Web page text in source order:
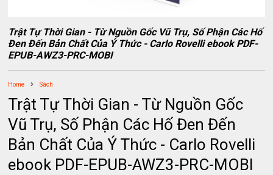
Trật Tự Thời Gian - Từ Nguồn Gốc Vũ Trụ, Số Phận Các Hố
Đen Đến Bản Chất Của Ý Thức - Carlo Rovelli ebook PDF-
EPUB-AWZ3-PRC-MOBI
Home Sách
Trật Tự Thời Gian - Từ Nguồn Gốc
Vũ Trụ, Số Phận Các Hố Đen Đến
Bản Chất Của Ý Thức - Carlo Rovelli
ebook PDF-EPUB-AWZ3-PRC-MOBI